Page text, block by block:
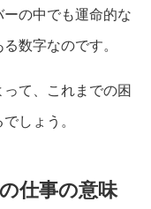
の中でも運命的な
数字なのです。
て、これまでの困
しょう。
仕事の意味